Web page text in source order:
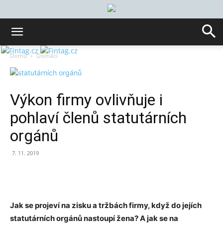
Domů Domácí
Výkon firmy ovlivňuje i
pohlaví členů statutárních
orgánů
7. 11. 2019
Jak se projeví na zisku a tržbách firmy, když do jejích
statutárních orgánů nastoupí žena? A jak se na